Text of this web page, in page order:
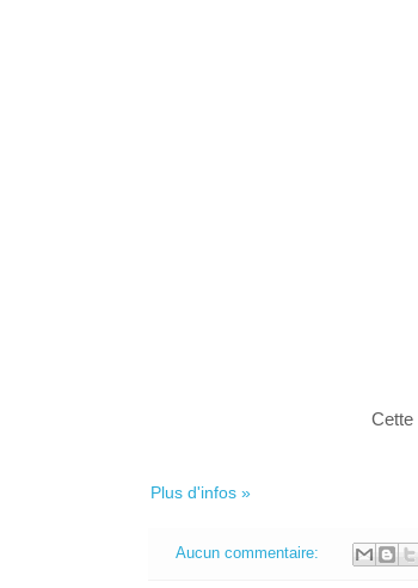
Cette
Plus d'infos »
Aucun commentaire: